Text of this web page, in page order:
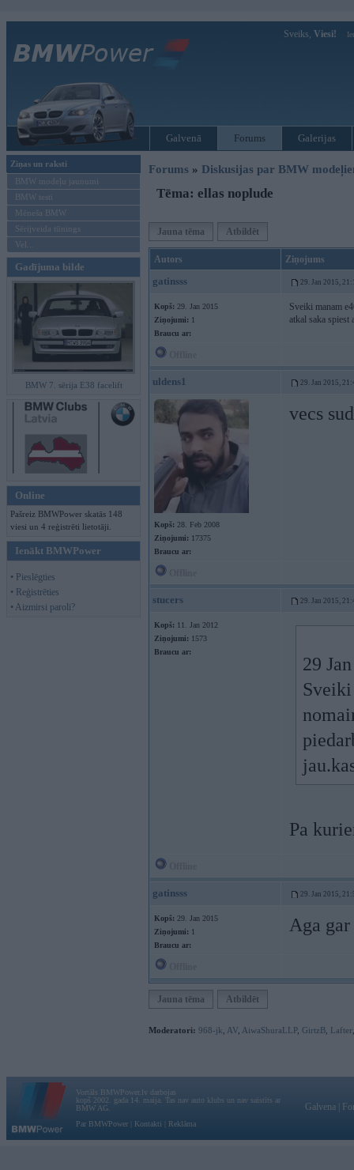
Sveiks, Viesi!
Galvenā Forums Galerijas
Ziņas un raksti
BMW modeļu jaunumi
BMW testi
Mēneša BMW
Sērijveida tūnings
Vel...
Gadījuma bilde
BMW 7. sērija E38 facelift
Online
Pašreiz BMWPower skatās 148
viesi un 4 reģistrēti lietotāji.
Ienākt BMWPower
• Pieslēgties
• Reģistrēties
• Aizmirsi paroli?
Forums » Diskusijas par BMW
Tēma: ellas noplude
Jauna tēma Atbildēt
Autors Ziņojums
gatinsss 29. Jan 2015,
Kopš: 29. Jan 2015
Ziņojumi: 1
Braucu ar:
Sveiki manam
atkal saka spiest
uldens1 29. Jan 2015,
Kopš: 28. Feb 2008
Ziņojumi: 17375
Braucu ar:
vecs
stucers 29. Jan 2015,
Kopš: 11. Jan 2012
Ziņojumi: 1573
Braucu ar:
29
Sveiki
Pa
gatinsss 29. Jan 2015,
Kopš: 29. Jan 2015
Ziņojumi: 1
Braucu ar:
Aga
Jauna tēma Atbildēt
Moderatori: 968-jk AV AiwaShuraLLP, GirtzB Lafter
Vortāls BMWPower.lv darbojas
kopš 2002. gada 14. maija. Tas nav auto klubs un nav saistīts ar
BMW AG.
Par BMWPower
Kontakti Reklāma
Galvena